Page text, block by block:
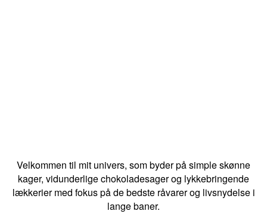
Velkommen til mit univers, som byder på simple skønne
kager, vidunderlige chokoladesager og lykkebringende
lækkerier med fokus på de bedste råvarer og livsnydelse i
lange baner.